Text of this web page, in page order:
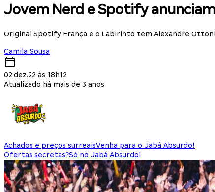
Jovem Nerd e Spotify
Original Spotify França e o Labirinto tem Alexandre
Camila Sousa
02.dez.22 às 18h12
Atualizado há mais de 3 anos
Achados e preços surreaisVenha para o Jabá Absurdo!
Ofertas secretas?Só no Jabá Absurdo!